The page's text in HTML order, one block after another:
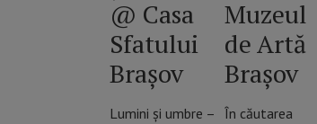
@ Casa
Sfatului
Brașov
Lumini și umbre –
Muzeul
de Artă
Brașov
În căutarea